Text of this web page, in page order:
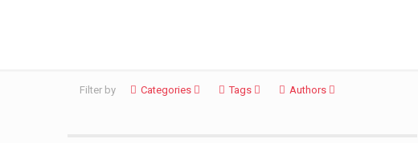
Filter by Categories Tags Authors